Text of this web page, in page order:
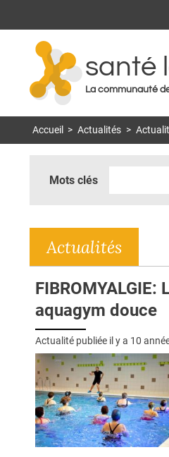
santé
La communauté
Accueil > Actualités >
Mots clés
Actualités
FIBROMYALGIE:
aquagym douce
Actualité publiée il y a 10